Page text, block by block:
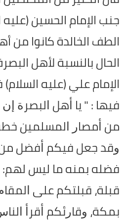
جنب الإمام الحسين
الطف الخالدة كانوا من
الحال بالنسبة لأهل
الإمام علي (عليه
فيها : " يا ﺃﻫﻞ ﺍﻟﺒﺼﺮﺓ
ﻣﻦ ﺃﻣﺼﺎﺭ ﺍﻟﻤﺴﻠﻤﻴﻦ
ﻭﻗﺪ جعل ﻓﻴﻜﻢ ﺃﻓﻀﻞ
ﻓﻀﻠﻪ ﺑﻤﻨﻪ ﻣﺎ ﻟﻴﺲ ﻟﻬﻢ:
ﻗﺒﻠﺔ، ﻗﺒﻠﺘﻜﻢ ﻋﻠﻰ
ﺑﻤﻜﺔ، ﻭﻗﺎﺭﺋﻜﻢ ﺃﻗﺮﺃ